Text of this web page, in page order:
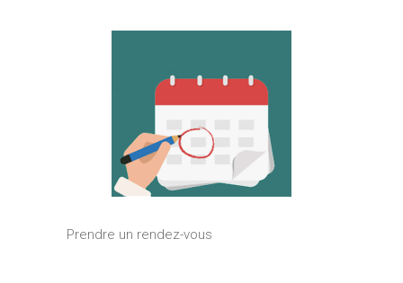
Prendre un rendez-vous